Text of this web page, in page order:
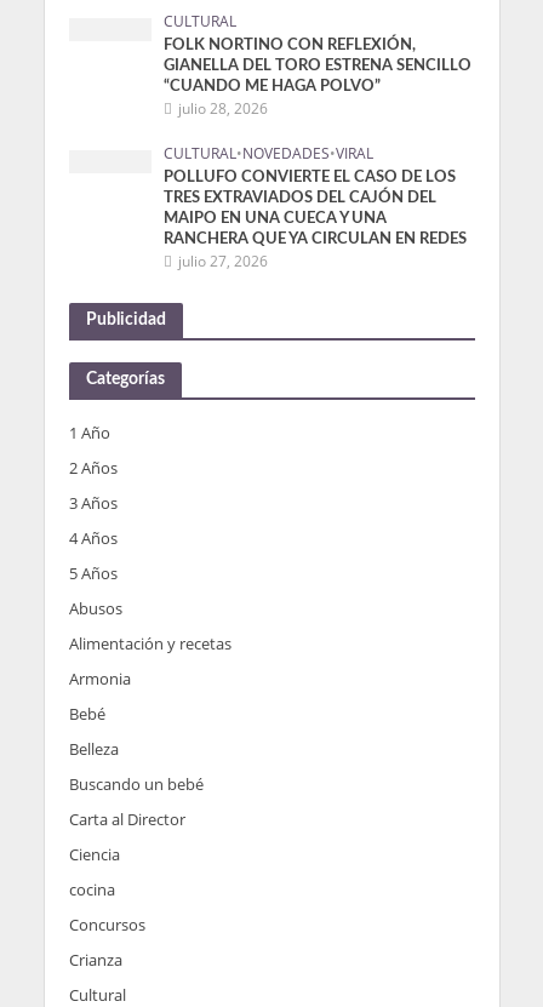
CULTURAL
FOLK NORTINO CON REFLEXIÓN,
GIANELLA DEL TORO ESTRENA SENCILLO
“CUANDO ME HAGA POLVO”
julio 28, 2026
CULTURAL •NOVEDADES•VIRAL
POLLUFO CONVIERTE EL CASO DE LOS
TRES EXTRAVIADOS DEL CAJÓN DEL
MAIPO EN UNA CUECA Y UNA
RANCHERA QUE YA CIRCULAN EN REDES
julio 27, 2026
Publicidad
Categorías
1 Año
2 Años
3 Años
4 Años
5 Años
Abusos
Alimentación y recetas
Armonia
Bebé
Belleza
Buscando un bebé
Carta al Director
Ciencia
cocina
Concursos
Crianza
Cultural